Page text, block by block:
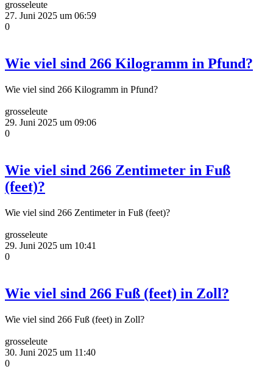
grosseleute
27. Juni 2025 um 06:59
0
Wie viel sind 266 Kilogramm in Pfund?
Wie viel sind 266 Kilogramm in Pfund?
grosseleute
29. Juni 2025 um 09:06
0
Wie viel sind 266 Zentimeter in Fuß
(feet)?
Wie viel sind 266 Zentimeter in Fuß (feet)?
grosseleute
29. Juni 2025 um 10:41
0
Wie viel sind 266 Fuß (feet) in Zoll?
Wie viel sind 266 Fuß (feet) in Zoll?
grosseleute
30. Juni 2025 um 11:40
0